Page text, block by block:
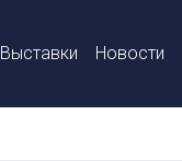
Выставки Новости